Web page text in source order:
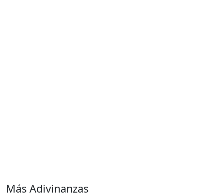
Más Adivinanzas